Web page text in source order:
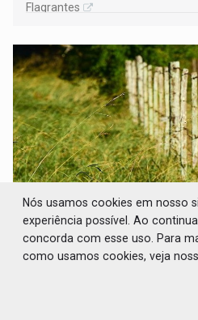
Flagrantes
BAIRRO TEIXEIRÃO:
regularização fundiária
Nós usamos cookies em nosso
experiência possível. Ao
concorda com esse uso. Para
como usamos cookies, veja